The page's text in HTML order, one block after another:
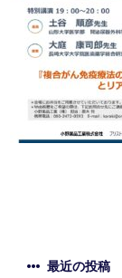
最近の投稿